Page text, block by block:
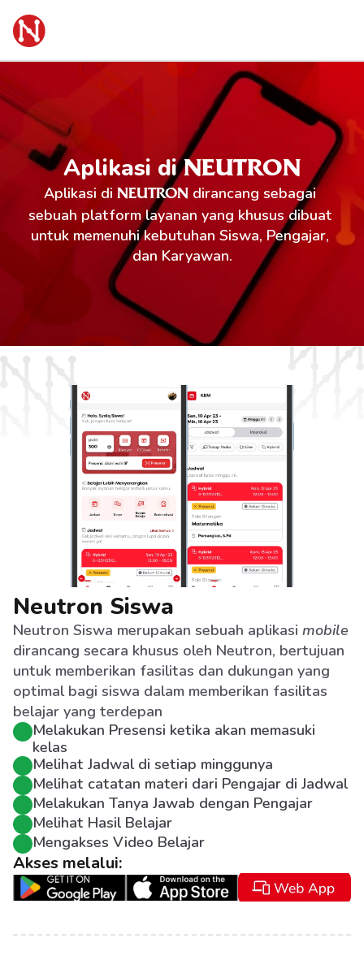
Aplikasi di NEUTRON
Aplikasi di NEUTRON dirancang sebagai
sebuah platform layanan yang khusus dibuat
untuk memenuhi kebutuhan Siswa, Pengajar,
dan Karyawan.
Neutron Siswa
Neutron Siswa merupakan sebuah aplikasi mobile
dirancang secara khusus oleh Neutron, bertujuan
untuk memberikan fasilitas dan dukungan yang
optimal bagi siswa dalam memberikan fasilitas
belajar yang terdepan
Melakukan Presensi ketika akan memasuki
kelas
Melihat Jadwal di setiap minggunya
Melihat catatan materi dari Pengajar di Jadwal
Melakukan Tanya Jawab dengan Pengajar
Melihat Hasil Belajar
Mengakses Video Belajar
Akses melalui: